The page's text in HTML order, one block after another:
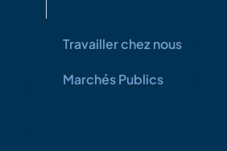
Travailler chez nous
Marchés Publics